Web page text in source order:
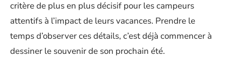
critère de plus en plus décisif pour les campeurs
attentifs à l’impact de leurs vacances. Prendre le
temps d’observer ces détails, c’est déjà commencer à
dessiner le souvenir de son prochain été.